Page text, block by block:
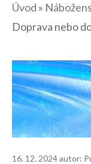
Úvod »
Doprava nebo
16. 12. 2024autor: